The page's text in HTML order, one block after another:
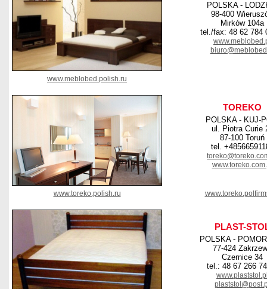
POLSKA -
98-400
Mirków 104a
tel./fax: 48 62 784
www.meblobed.polish.ru
TOREKO
POLSKA - KUJ-
ul. Piotra Curie
87-100 Toruń
tel.
www.toreko.polish.ru
PLAST-
POLSKA -
77-424
Czernice 34
tel.: 48 67 266